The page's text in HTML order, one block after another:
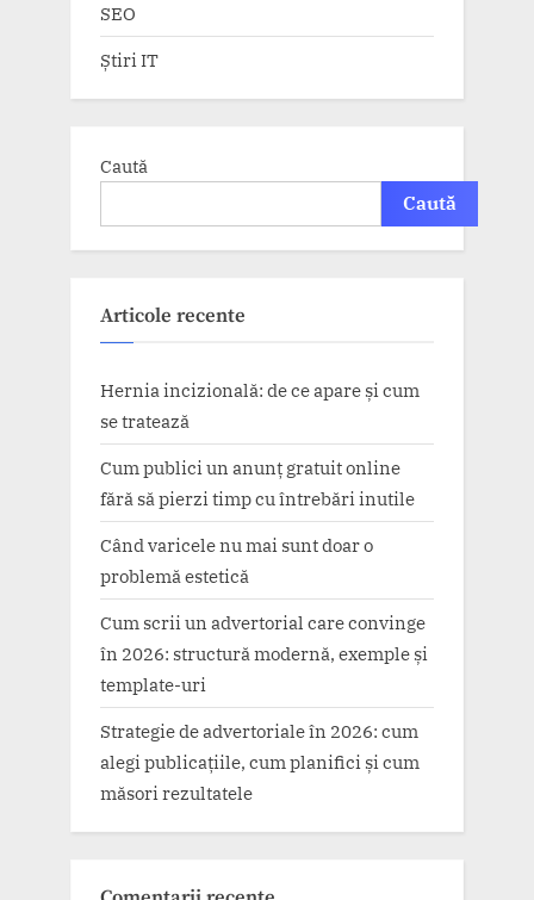
SEO
Știri IT
Caută
Caută
Articole recente
Hernia incizională: de ce apare și cum
se tratează
Cum publici un anunț gratuit online
fără să pierzi timp cu întrebări inutile
Când varicele nu mai sunt doar o
problemă estetică
Cum scrii un advertorial care convinge
în 2026: structură modernă, exemple și
template-uri
Strategie de advertoriale în 2026: cum
alegi publicațiile, cum planifici și cum
măsori rezultatele